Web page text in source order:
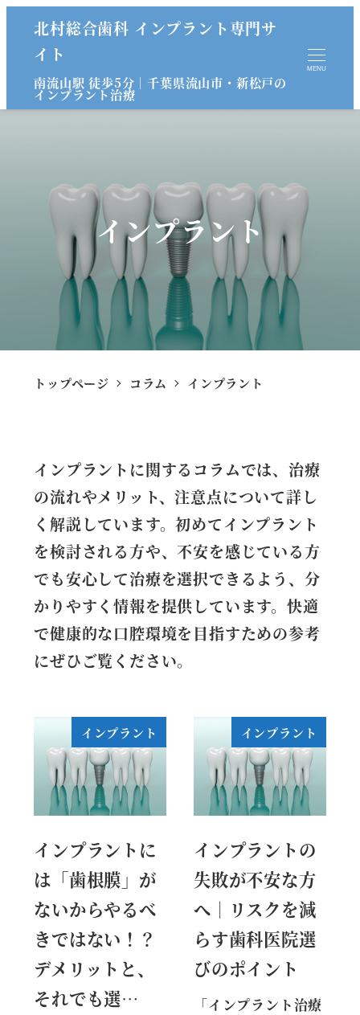
北村総合歯科 インプラント専門サ
イト
南流山駅 徒歩5分｜千葉県流山市・新松戸の
インプラント治療
MENU
インプラント
トップページ コラム インプラント
インプラントに関するコラムでは、治療
の流れやメリット、注意点について詳し
く解説しています。初めてインプラント
を検討される方や、不安を感じている方
でも安心して治療を選択できるよう、分
かりやすく情報を提供しています。快適
で健康的な口腔環境を目指すための参考
にぜひご覧ください。
インプラント
インプラントに
は「歯根膜」が
ないからやるべ
きではない！？
デメリットと、
それでも選…
インプラント
インプラントの
失敗が不安な方
へ｜リスクを減
らす歯科医院選
びのポイント
「インプラント治療